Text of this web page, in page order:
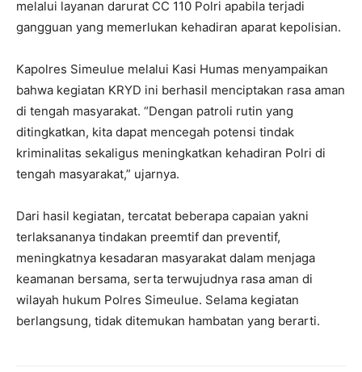
melalui layanan darurat CC 110 Polri apabila terjadi
gangguan yang memerlukan kehadiran aparat kepolisian.
Kapolres Simeulue melalui Kasi Humas menyampaikan
bahwa kegiatan KRYD ini berhasil menciptakan rasa aman
di tengah masyarakat. “Dengan patroli rutin yang
ditingkatkan, kita dapat mencegah potensi tindak
kriminalitas sekaligus meningkatkan kehadiran Polri di
tengah masyarakat,” ujarnya.
Dari hasil kegiatan, tercatat beberapa capaian yakni
terlaksananya tindakan preemtif dan preventif,
meningkatnya kesadaran masyarakat dalam menjaga
keamanan bersama, serta terwujudnya rasa aman di
wilayah hukum Polres Simeulue. Selama kegiatan
berlangsung, tidak ditemukan hambatan yang berarti.